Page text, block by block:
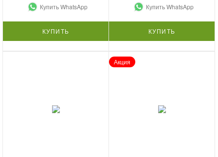
Купить WhatsApp
КУПИТЬ
Купить WhatsApp
КУПИТЬ
Акция